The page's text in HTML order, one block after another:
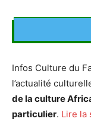
Infos Culture du
l’actualité
de la culture
particulier. Lire la